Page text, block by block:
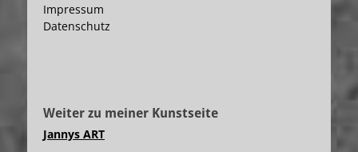
Impressum
Datenschutz
Weiter zu meiner Kunstseite
Jannys ART